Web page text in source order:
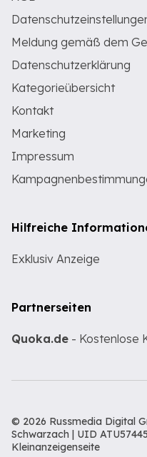
Meldung gemäß dem
Datenschutzerklärung
Kategorieübersicht
Kontakt
Marketing
Impressum
Hilfreiche
Exklusiv Anzeige
Partnerseiten
Quoka.de - Kostenlose
© 2026 Russmedia Digital
Schwarzach | UID
Kleinanzeigenseite